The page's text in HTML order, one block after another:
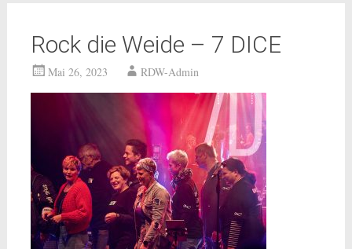
Rock die Weide – 7 DICE
Mai 26, 2023 RDW-Admin